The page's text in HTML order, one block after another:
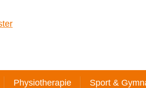
Physiotherapie Sport &